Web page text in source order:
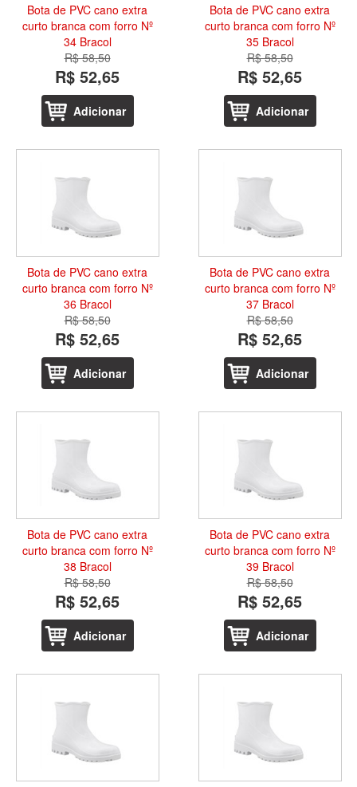
Bota de PVC cano extra
curto branca com forro Nº
34 Bracol
R$ 58,50
R$ 52,65
Adicionar
Bota de PVC cano extra
curto branca com forro Nº
35 Bracol
R$ 58,50
R$ 52,65
Adicionar
Bota de PVC cano extra
curto branca com forro Nº
36 Bracol
R$ 58,50
R$ 52,65
Adicionar
Bota de PVC cano extra
curto branca com forro Nº
37 Bracol
R$ 58,50
R$ 52,65
Adicionar
Bota de PVC cano extra
curto branca com forro Nº
38 Bracol
R$ 58,50
R$ 52,65
Adicionar
Bota de PVC cano extra
curto branca com forro Nº
39 Bracol
R$ 58,50
R$ 52,65
Adicionar